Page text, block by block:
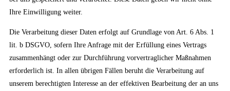
Ihre Einwilligung weiter.
Die Verarbeitung dieser Daten erfolgt auf Grundlage von Art. 6 Abs. 1
lit. b DSGVO, sofern Ihre Anfrage mit der Erfüllung eines Vertrags
zusammenhängt oder zur Durchführung vorvertraglicher Maßnahmen
erforderlich ist. In allen übrigen Fällen beruht die Verarbeitung auf
unserem berechtigten Interesse an der effektiven Bearbeitung der an uns